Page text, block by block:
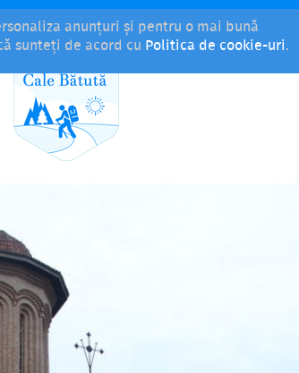
anunțuri și pentru o mai bună
sunteți de acord cu Politica de cookie-uri.